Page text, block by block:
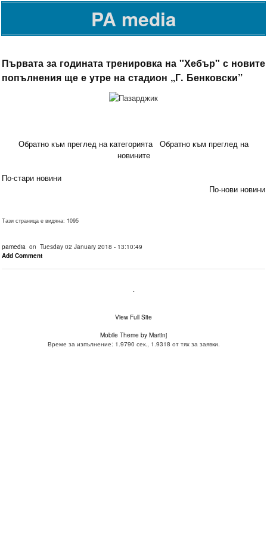
PA media
Първата за годината тренировка на "Хебър" с новите
попълнения ще е утре на стадион „Г. Бенковски”
Обратно към преглед на категорията
Обратно към преглед на
новините
По-стари новини
По-нови новини
Тази страница е видяна: 1095
pamedia on Tuesday 02 January 2018 - 13:10:49
Add Comment
.
View Full Site
Mobile Theme by Martinj
Време за изпълнение: 1.9790 сек., 1.9318 от тях за заявки.